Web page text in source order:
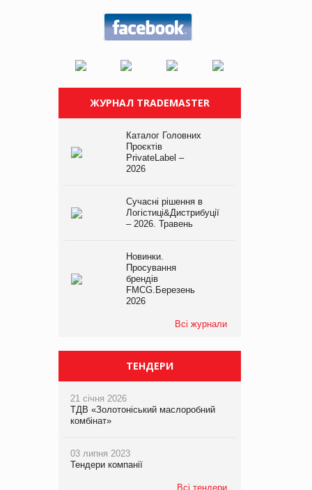
ЖУРНАЛ TRADEMASTER
Каталог Головних
Проєктів
PrivateLabel –
2026
Сучасні рішення в
Логістиці&Дистрибуції
– 2026. Травень
Новинки.
Просування
брендів
FMCG.Березень
2026
Всі журнали
ТЕНДЕРИ
21 січня 2026
ТДВ «Золотоніський маслоробний
комбінат»
03 липня 2023
Тендери компанії
Всі тендери